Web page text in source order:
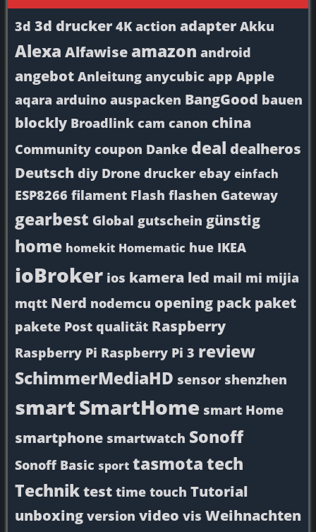
3d 3d drucker 4K action adapter Akku
Alexa Alfawiseamazon android
angebot Anleitung anycubic app Apple
aqara arduino auspacken BangGood bauen
blockly Broadlink cam canon china
Community coupon Danke deal dealheros
Deutsch diy Drone drucker ebay einfach
ESP8266 filament Flash flashen Gateway
gearbest Global gutschein günstig
home homekit Homematic hue IKEA
ioBroker ios kamera led mail mi mijia
mqtt Nerd nodemcu opening pack paket
pakete Post qualität Raspberry
Raspberry Pi Raspberry Pi 3 review
SchimmerMediaHD sensor shenzhen
smartSmartHome smart Home
smartphone smartwatch Sonoff
Sonoff Basic sport tasmotatech
Techniktest time touch Tutorial
unboxing version video vis Weihnachten